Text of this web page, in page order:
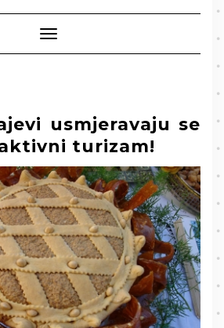
Toggle Navigation
usmjeravaju se
turizam!